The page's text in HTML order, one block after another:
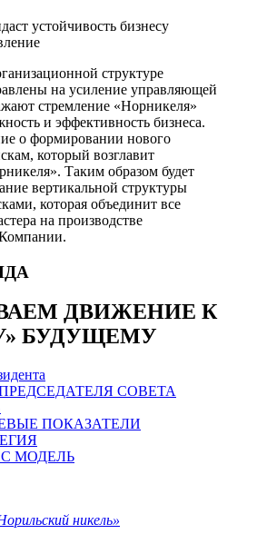
структуре
на усиление управляющей
стремление «Норникеля»
и эффективность бизнеса.
о формировании нового
который возглавит
Таким образом будет
вертикальной структуры
которая объединит все
на производстве
ДВИЖЕНИЕ К
БУДУЩЕМУ
СОВЕТА
ПОКАЗАТЕЛИ
МОДЕЛЬ
никель»